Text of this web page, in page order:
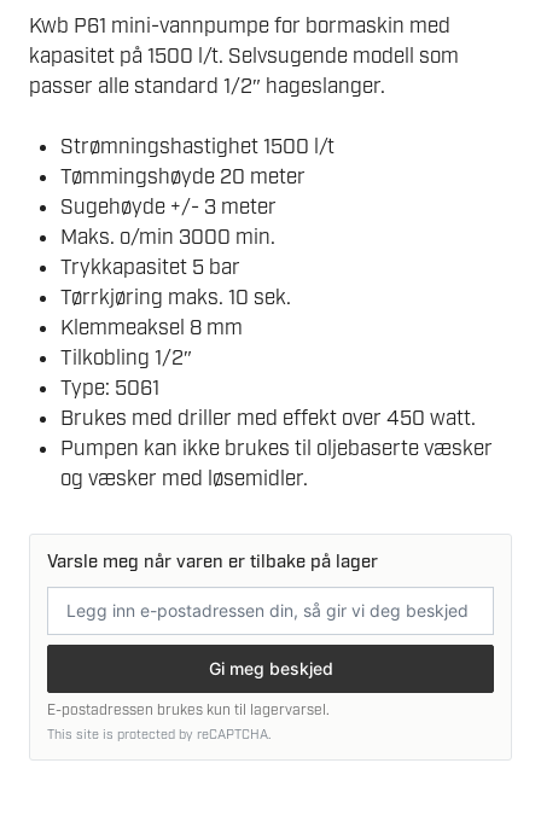
Kwb P61 mini-vannpumpe for bormaskin med
kapasitet på 1500 l/t. Selvsugende modell som
passer alle standard 1/2″ hageslanger.
Strømningshastighet 1500 l/t
Tømmingshøyde 20 meter
Sugehøyde +/- 3 meter
Maks. o/min 3000 min.
Trykkapasitet 5 bar
Tørrkjøring maks. 10 sek.
Klemmeaksel 8 mm
Tilkobling 1/2″
Type: 5061
Brukes med driller med effekt over 450 watt.
Pumpen kan ikke brukes til oljebaserte væsker
og væsker med løsemidler.
Varsle meg når varen er tilbake på lager
postadresse
Gi meg beskjed
E-postadressen brukes kun til lagervarsel.
This site is protected by reCAPTCHA.